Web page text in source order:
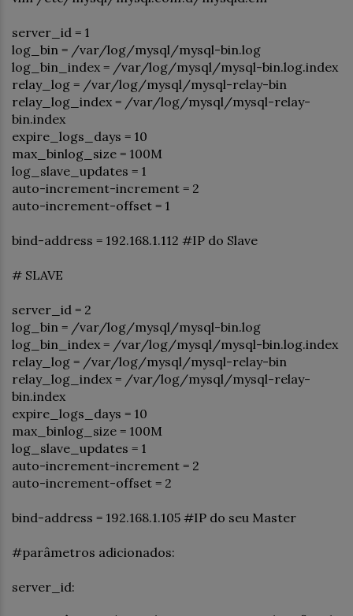
server_id = 1
log_bin = /var/log/mysql/mysql-bin.log
log_bin_index = /var/log/mysql/mysql-bin.log.index
relay_log = /var/log/mysql/mysql-relay-bin
relay_log_index = /var/log/mysql/mysql-relay-
bin.index
expire_logs_days = 10
max_binlog_size = 100M
log_slave_updates = 1
auto-increment-increment = 2
auto-increment-offset = 1
bind-address = 192.168.1.112 #IP do Slave
# SLAVE
server_id = 2
log_bin = /var/log/mysql/mysql-bin.log
log_bin_index = /var/log/mysql/mysql-bin.log.index
relay_log = /var/log/mysql/mysql-relay-bin
relay_log_index = /var/log/mysql/mysql-relay-
bin.index
expire_logs_days = 10
max_binlog_size = 100M
log_slave_updates = 1
auto-increment-increment = 2
auto-increment-offset = 2
bind-address = 192.168.1.105 #IP do seu Master
#parâmetros adicionados:
server_id: